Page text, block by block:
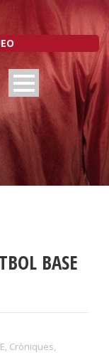
BASE
, Cròniques,